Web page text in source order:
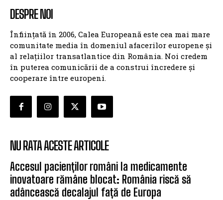
DESPRE NOI
Înființată în 2006, Calea Europeană este cea mai mare
comunitate media în domeniul afacerilor europene și
al relațiilor transatlantice din România. Noi credem
în puterea comunicării de a construi încredere și
cooperare între europeni.
NU RATA ACESTE ARTICOLE
Accesul pacienților români la medicamente
inovatoare rămâne blocat: România riscă să
adâncească decalajul față de Europa